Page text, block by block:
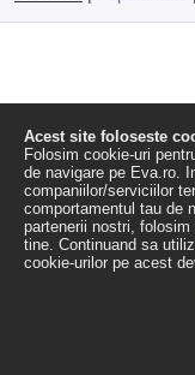
Acest site foloseste
Folosim cookie-uri
de navigare pe Eva.ro.
companiilor/serviciilor
comportamentul tau de
partenerii nostri,
tine. Continuand sa
cookie-urilor pe acest